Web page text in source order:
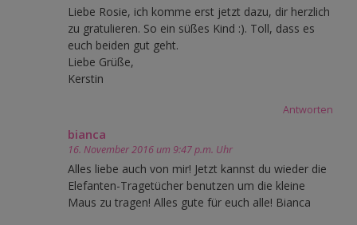
Liebe Rosie, ich komme erst jetzt dazu, dir herzlich
zu gratulieren. So ein süßes Kind :). Toll, dass es
euch beiden gut geht.
Liebe Grüße,
Kerstin
Antworten
bianca
16. November 2016 um 9:47 p.m. Uhr
Alles liebe auch von mir! Jetzt kannst du wieder die
Elefanten-Tragetücher benutzen um die kleine
Maus zu tragen! Alles gute für euch alle! Bianca